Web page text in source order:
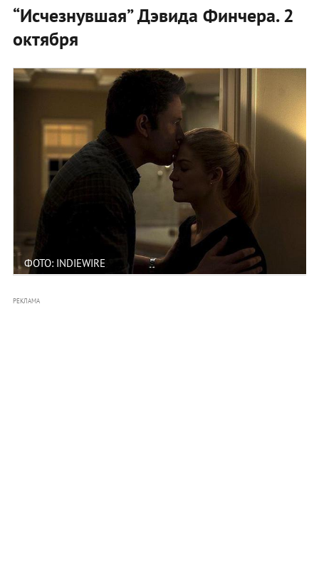
“Исчезнувшая” Дэвида Финчера. 2
октября
ФОТО: INDIEWIRE
РЕКЛАМА